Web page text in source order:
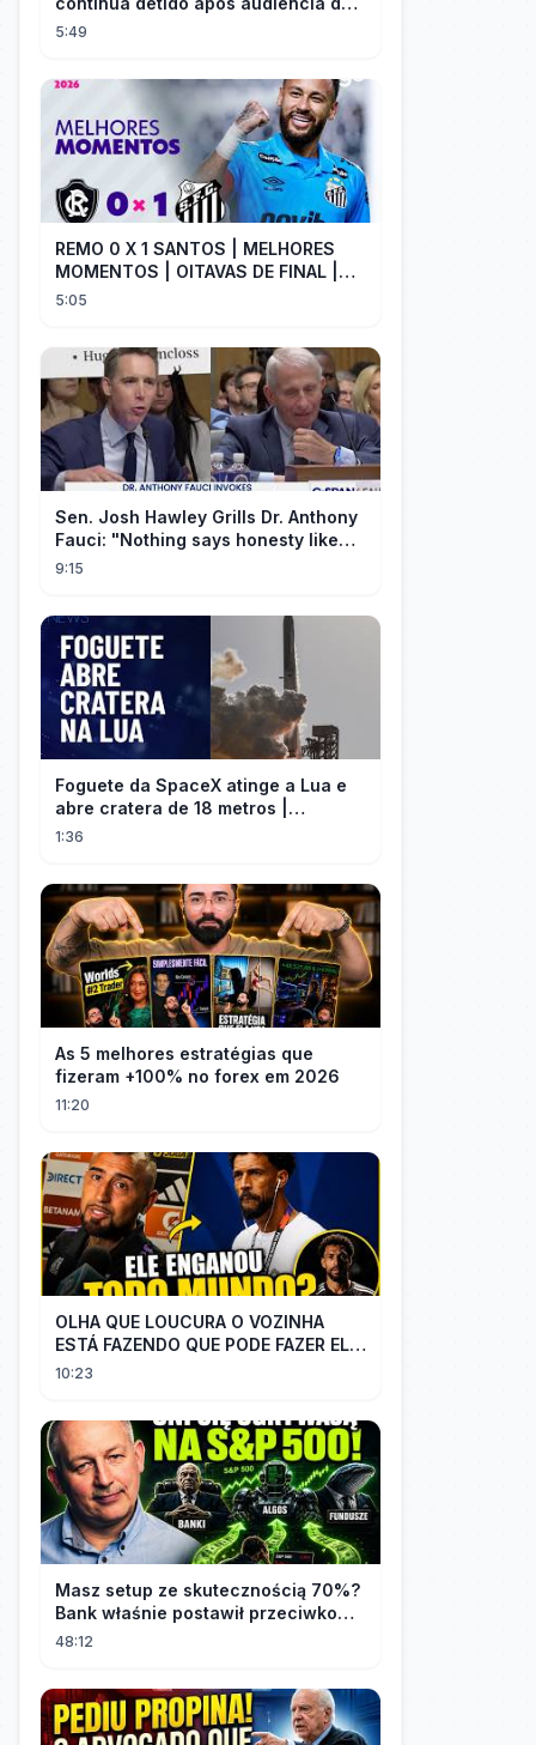
custódia
5:49
REMO 0 X 1 SANTOS | MELHORES
MOMENTOS | OITAVAS DE FINAL |
COPA DO BRASIL 2026 | ge.globo
5:05
Sen. Josh Hawley Grills Dr. Anthony
Fauci: "Nothing says honesty like
taking the Fifth!"
9:15
Foguete da SpaceX atinge a Lua e
abre cratera de 18 metros |
InfoMoney News
1:36
As 5 melhores estratégias que
fizeram +100% no forex em 2026
11:20
OLHA QUE LOUCURA O VOZINHA
ESTÁ FAZENDO QUE PODE FAZER ELE
PERDER MUITA MORAL COM QUEM
10:23
Masz setup ze skutecznością 70%?
Bank właśnie postawił przeciwko
tobie
48:12